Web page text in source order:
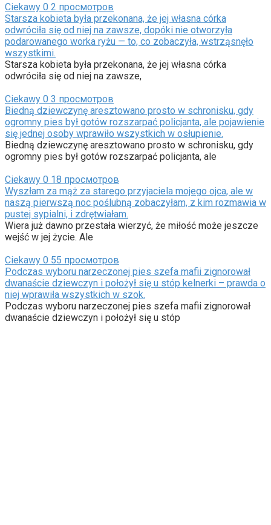
Ciekawy 0 2 просмотров
Starsza kobieta była przekonana, że jej własna córka
odwróciła się od niej na zawsze, dopóki nie otworzyła
podarowanego worka ryżu — to, co zobaczyła, wstrząsnęło
wszystkimi.
Starsza kobieta była przekonana, że jej własna córka
odwróciła się od niej na zawsze,
Ciekawy 0 3 просмотров
Biedną dziewczynę aresztowano prosto w schronisku, gdy
ogromny pies był gotów rozszarpać policjanta, ale pojawienie
się jednej osoby wprawiło wszystkich w osłupienie.
Biedną dziewczynę aresztowano prosto w schronisku, gdy
ogromny pies był gotów rozszarpać policjanta, ale
Ciekawy 0 18 просмотров
Wyszłam za mąż za starego przyjaciela mojego ojca, ale w
naszą pierwszą noc poślubną zobaczyłam, z kim rozmawia w
pustej sypialni, i zdrętwiałam.
Wiera już dawno przestała wierzyć, że miłość może jeszcze
wejść w jej życie. Ale
Ciekawy 0 55 просмотров
Podczas wyboru narzeczonej pies szefa mafii zignorował
dwanaście dziewczyn i położył się u stóp kelnerki – prawda o
niej wprawiła wszystkich w szok.
Podczas wyboru narzeczonej pies szefa mafii zignorował
dwanaście dziewczyn i położył się u stóp